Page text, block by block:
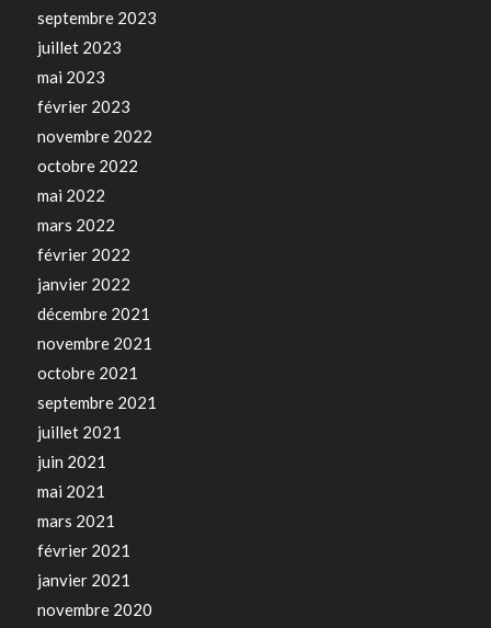
septembre 2023
juillet 2023
mai 2023
février 2023
novembre 2022
octobre 2022
mai 2022
mars 2022
février 2022
janvier 2022
décembre 2021
novembre 2021
octobre 2021
septembre 2021
juillet 2021
juin 2021
mai 2021
mars 2021
février 2021
janvier 2021
novembre 2020